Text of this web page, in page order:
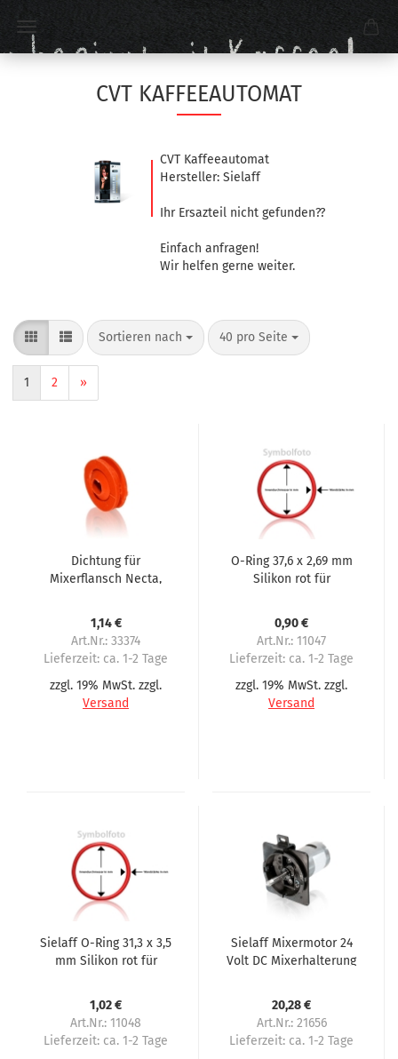
CVT KAFFEEAUTOMAT
CVT Kaffeeautomat
Hersteller: Sielaff
Ihr Ersazteil nicht gefunden??
Einfach anfragen!
Wir helfen gerne weiter.
Sortieren nach 40 pro Seite
1 2 »
Dichtung für
Mixerflansch Necta,
1,14 €
Art.Nr.: 33374
Lieferzeit: ca. 1-2 Tage
zzgl. 19% MwSt. zzgl.
Versand
O-Ring 37,6 x 2,69 mm
Silikon rot für
0,90 €
Art.Nr.: 11047
Lieferzeit: ca. 1-2 Tage
zzgl. 19% MwSt. zzgl.
Versand
Sielaff O-Ring 31,3 x 3,5
mm Silikon rot für
1,02 €
Art.Nr.: 11048
Lieferzeit: ca. 1-2 Tage
Sielaff Mixermotor 24
Volt DC Mixerhalterung
20,28 €
Art.Nr.: 21656
Lieferzeit: ca. 1-2 Tage